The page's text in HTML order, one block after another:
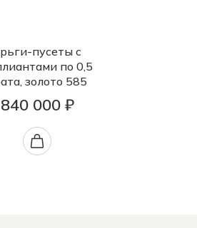
пусеты с
по 0,5
золото 585
840 000 ₽